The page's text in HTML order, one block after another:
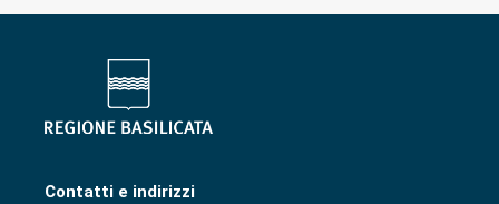
Contatti e indirizzi